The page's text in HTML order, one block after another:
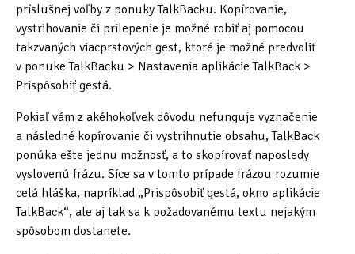
príslušnej voľby z ponuky TalkBacku. Kopírovanie,
vystrihovanie či prilepenie je možné robiť aj pomocou
takzvaných viacprstových gest, ktoré je možné predvoliť
v ponuke TalkBacku > Nastavenia aplikácie TalkBack >
Prispôsobiť gestá.
Pokiaľ vám z akéhokoľvek dôvodu nefunguje vyznačenie
a následné kopírovanie či vystrihnutie obsahu, TalkBack
ponúka ešte jednu možnosť, a to skopírovať naposledy
vyslovenú frázu. Síce sa v tomto prípade frázou rozumie
celá hláška, napríklad „Prispôsobiť gestá, okno aplikácie
TalkBack“, ale aj tak sa k požadovanému textu nejakým
spôsobom dostanete.